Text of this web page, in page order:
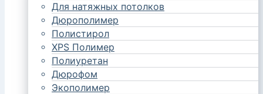
Для натяжных потолков
Дюрополимер
Полистирол
XPS Полимер
Полиуретан
Дюрофом
Экополимер